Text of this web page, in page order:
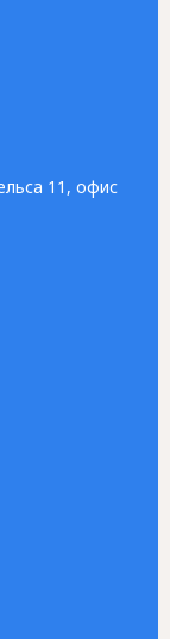
11, офис